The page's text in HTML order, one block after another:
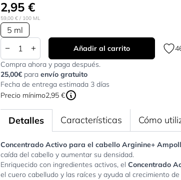
2,95 €
59,00 €/ 100 ML
5 ml
Cantidad
Añadir al carrito
Compra ahora y paga después.
25,00€ para envío gratuito
Fecha de entrega estimada 3 días
Precio mínimo2,95 €
Detalles
Concentrado Activo para el cabello Arginine+
caída del cabello y aumentar su densidad.
Enriquecido con ingredientes activos, el Concentrado
el cuero cabelludo y las raíces y ayuda al crecimiento
Características Cómo